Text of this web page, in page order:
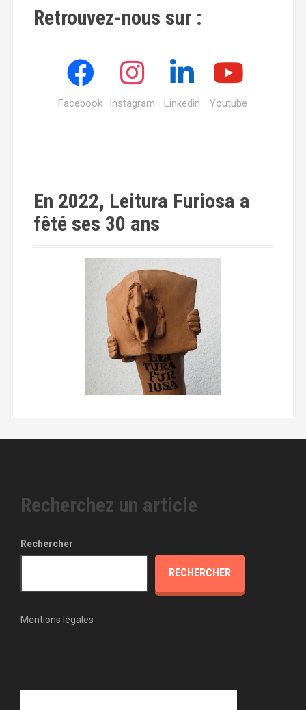
Retrouvez-nous sur :
Facebook Instagram Linkedin Youtube
En 2022, Leitura Furiosa a
fêté ses 30 ans
Recherchez un article
Rechercher
RECHERCHER
Mentions légales